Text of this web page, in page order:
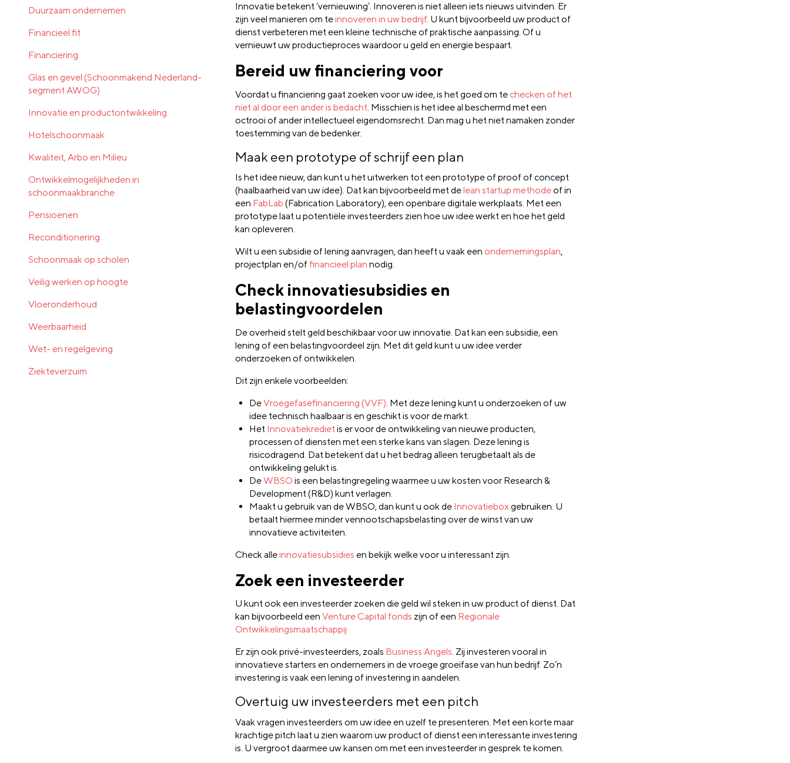
Innovatie betekent ‘vernieuwing’. Innoveren is niet alleen iets nieuws uitvinden. Er
zijn veel manieren om teinnoveren in uw bedrijf. U kunt bijvoorbeeld uw product of
dienst verbeteren met een kleine technische of praktische aanpassing. Of u
vernieuwt uw productieproces waardoor u geld en energie bespaart.
Bereid uw financiering voor
Voordat u financiering gaat zoeken voor uw idee, is het goed om te checken of het
niet al door een ander is bedacht. Misschien is het idee al beschermd met een
octrooi of ander intellectueel eigendomsrecht. Dan mag u het niet namaken zonder
toestemming van de bedenker.
Maak een prototype of schrijf een plan
Is het idee nieuw, dan kunt u het uitwerken tot een prototype of proof of concept
(haalbaarheid van uw idee). Dat kan bijvoorbeeld met delean startup methodeof in
een FabLab (Fabrication Laboratory), een openbare digitale werkplaats. Met een
prototype laat u potentiële investeerders zien hoe uw idee werkt en hoe het geld
kan opleveren.
Wilt u een subsidie of lening aanvragen, dan heeft u vaak een ondernemingsplan,
projectplan en/offinancieel plan nodig.
Check innovatiesubsidies en
belastingvoordelen
De overheid stelt geld beschikbaar voor uw innovatie. Dat kan een subsidie, een
lening of een belastingvoordeel zijn. Met dit geld kunt u uw idee verder
onderzoeken of ontwikkelen.
Dit zijn enkele voorbeelden:
DeVroegefasefinanciering (VVF) . Met deze lening kunt u onderzoeken of uw
idee technisch haalbaar is en geschikt is voor de markt.
Het Innovatiekrediet is er voor de ontwikkeling van nieuwe producten,
processen of diensten met een sterke kans van slagen. Deze lening is
risicodragend. Dat betekent dat u het bedrag alleen terugbetaalt als de
ontwikkeling gelukt is.
DeWBSO is een belastingregeling waarmee u uw kosten voor Research &
Development (R&D) kunt verlagen.
Maakt u gebruik van de WBSO, dan kunt u ook de Innovatiebox gebruiken. U
betaalt hiermee minder vennootschapsbelasting over de winst van uw
innovatieve activiteiten.
Check alleinnovatiesubsidies en bekijk welke voor u interessant zijn.
Zoek een investeerder
U kunt ook een investeerder zoeken die geld wil steken in uw product of dienst. Dat
kan bijvoorbeeld een Venture Capital fonds zijn of een Regionale
Ontwikkelingsmaatschappij
Er zijn ook privé-investeerders, zoals Business Angels. Zij investeren vooral in
innovatieve starters en ondernemers in de vroege groeifase van hun bedrijf. Zo’n
investering is vaak een lening of investering in aandelen.
Overtuig uw investeerders met een pitch
Vaak vragen investeerders om uw idee en uzelf te presenteren. Met een korte maar
krachtige pitch laat u zien waarom uw product of dienst een interessante investering
is. U vergroot daarmee uw kansen om met een investeerder in gesprek te komen.
Duurzaam ondernemen
Financieel fit
Financiering
Glas en gevel (Schoonmakend Nederland-
segment AWOG)
Innovatie en productontwikkeling
Hotelschoonmaak
Kwaliteit, Arbo en Milieu
Ontwikkelmogelijkheden in
schoonmaakbranche
Pensioenen
Reconditionering
Schoonmaak op scholen
Veilig werken op hoogte
Vloeronderhoud
Weerbaarheid
Wet- en regelgeving
Ziekteverzuim